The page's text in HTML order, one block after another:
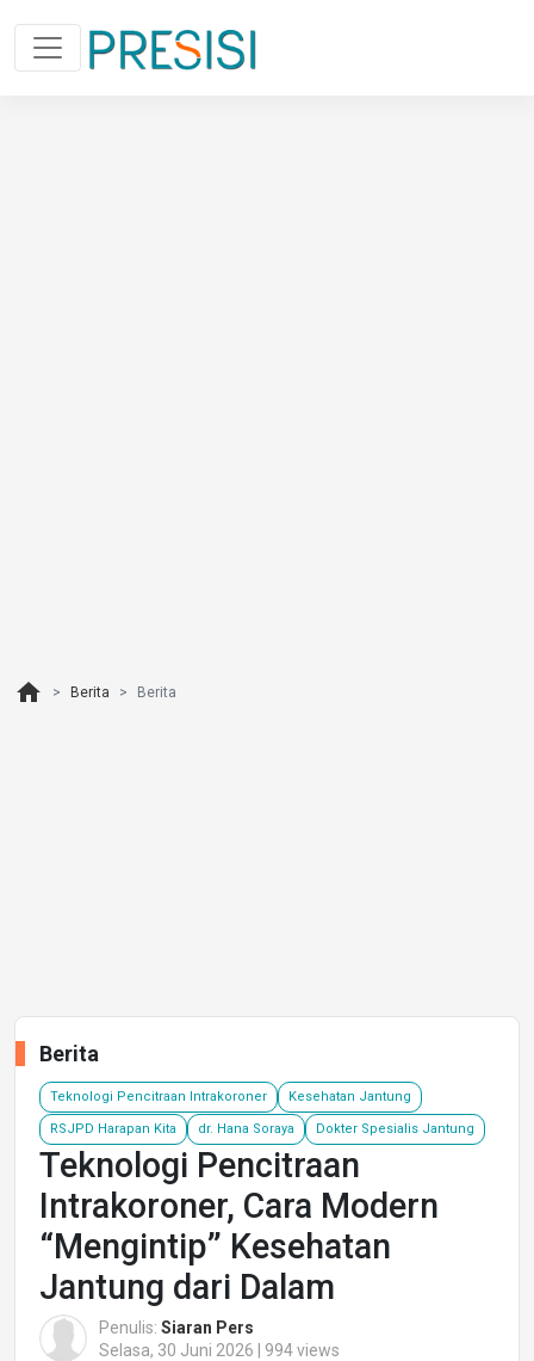
home Berita Berita
Berita
Teknologi Pencitraan Intrakoroner Kesehatan Jantung
RSJPD Harapan Kita dr. Hana Soraya Dokter Spesialis Jantung
Teknologi Pencitraan
Intrakoroner, Cara Modern
“Mengintip” Kesehatan
Jantung dari Dalam
Penulis: Siaran Pers
Selasa, 30 Juni 2026 | 994 views